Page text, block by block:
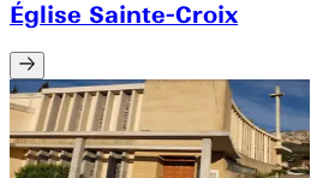
Église Sainte-Croix